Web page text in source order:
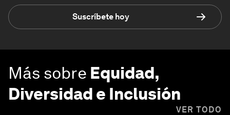
Suscríbete hoy
Más sobre Equidad,
Diversidad e Inclusión
VER TODO